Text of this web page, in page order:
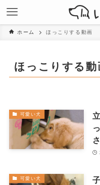
ホーム ほっこりする動画
ほっこりする動
可愛い犬
可愛い犬